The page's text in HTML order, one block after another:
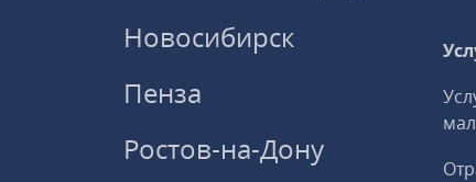
Новосибирск
Пенза
Ростов-на-Дону